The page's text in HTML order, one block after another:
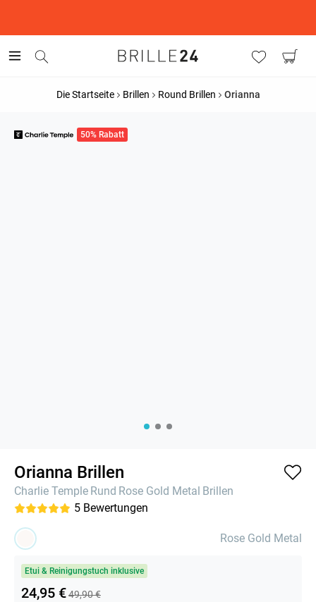
Die Startseite Brillen Round Brillen Orianna
50% Rabatt
Orianna Brillen
Charlie Temple Rund Rose Gold Metal Brillen
5 Bewertungen
Rose Gold Metal
Etui & Reinigungstuch inklusive
24,95 €49,90 €